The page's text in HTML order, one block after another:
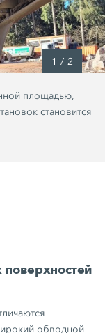
1 / 2
площадью,
становится
обводной